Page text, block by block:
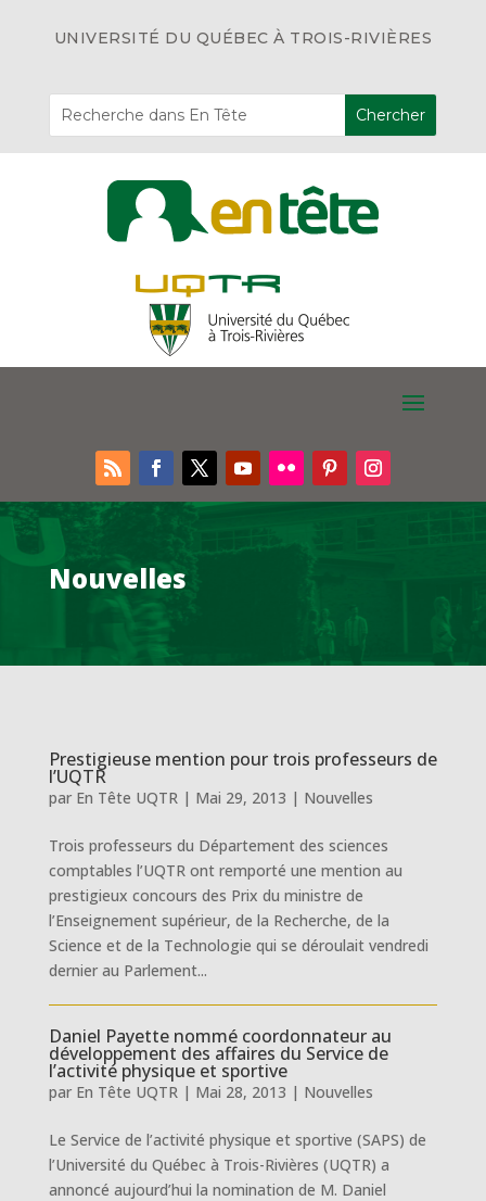
UNIVERSITÉ DU QUÉBEC À TROIS-RIVIÈRES
Nouvelles
Prestigieuse mention pour trois professeurs de
l’UQTR
par En Tête UQTR| Mai 29, 2013 | Nouvelles
Trois professeurs du Département des sciences
comptables l’UQTR ont remporté une mention au
prestigieux concours des Prix du ministre de
l’Enseignement supérieur, de la Recherche, de la
Science et de la Technologie qui se déroulait vendredi
dernier au Parlement...
Daniel Payette nommé coordonnateur au
développement des affaires du Service de
l’activité physique et sportive
par En Tête UQTR| Mai 28, 2013 | Nouvelles
Le Service de l’activité physique et sportive (SAPS) de
l’Université du Québec à Trois-Rivières (UQTR) a
annoncé aujourd’hui la nomination de M. Daniel